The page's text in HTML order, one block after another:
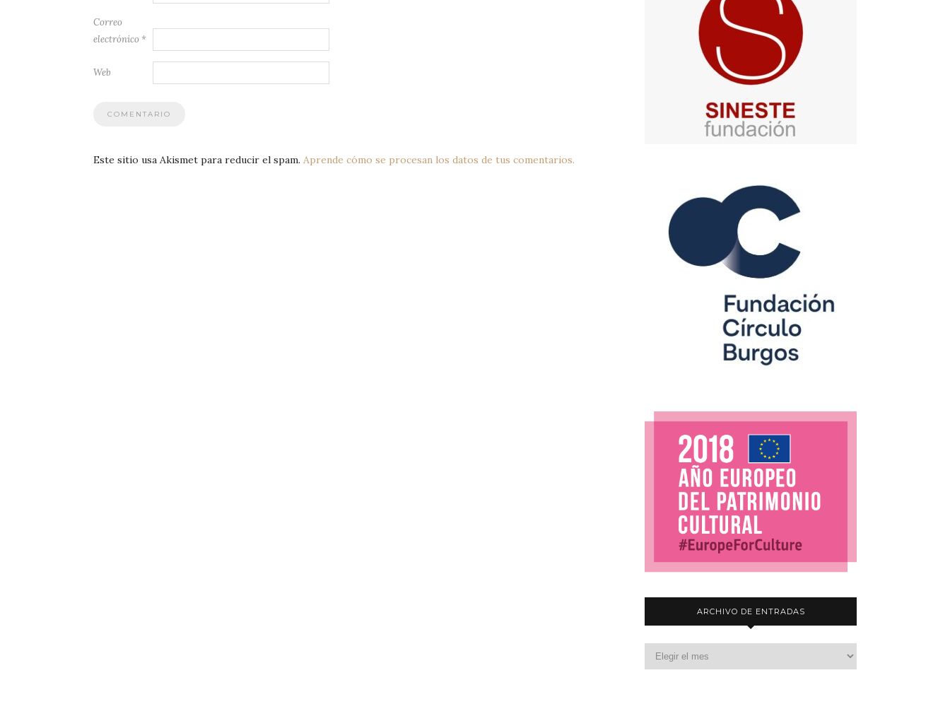
Correo
electrónico *
Web
Este sitio usa Akismet para reducir el spam. Aprende cómo se procesan los datos de tus comentarios.
ARCHIVO DE ENTRADAS